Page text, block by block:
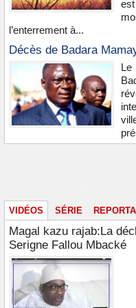
l’enterrement à...
Décès de Badara
Le
VIDÉOS SÉRIE
Magal kazu rajab:La
Serigne Fallou Mbacké